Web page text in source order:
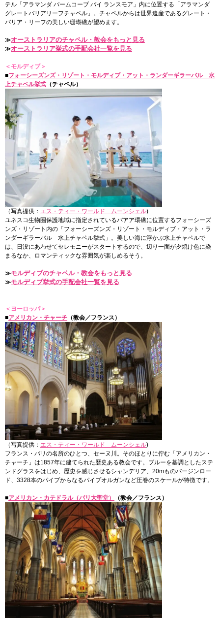
テル「アラマンダ パームコーブ バイ ランスモア」内に位置する「アラマンダ
グレートバリアリーフチャペル」。チャペルからは世界遺産であるグレート・
バリア・リーフの美しい珊瑚礁が望めます。
≫オーストラリアのチャペル・教会をもっと見る
≫オーストラリア挙式の手配会社一覧を見る
＜モルディブ＞
■フォーシーズンズ・リゾート・モルディブ・アット・ランダーギラーバル 水
上チャペル挙式 （チャペル）
（写真提供： エス・ティー・ワールド ムーンシェル)
ユネスコ生物圏保護地域に指定されているバアア環礁に位置するフォーシーズ
ンズ・リゾート内の「フォーシーズンズ・リゾート・モルディブ・アット・ラ
ンダーギラーバル 水上チャペル挙式」。美しい海に浮かぶ水上チャペルで
は、日没にあわせてセレモニーがスタートするので、辺り一面が夕焼け色に染
まるなか、ロマンティックな雰囲気が楽しめるそう。
≫モルディブのチャペル・教会をもっと見る
≫モルディブ挙式の手配会社一覧を見る
＜ヨーロッパ＞
■アメリカン・チャーチ （教会／フランス）
（写真提供： エス・ティー・ワールド ムーンシェル)
フランス・パリの名所のひとつ、セーヌ川。そのほとりに佇む「アメリカン・
チャーチ」は1857年に建てられた歴史ある教会です。ブルーを基調としたステ
ンドグラスをはじめ、歴史を感じさせるシャンデリア、20mものバージンロー
ド、3328本のパイプからなるパイプオルガンなど圧巻のスケールが特徴です。
■アメリカン・カテドラル（パリ大聖堂） （教会／フランス）